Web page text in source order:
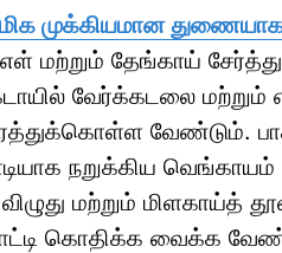
மிக முக்கியமான
மற்றும் தேங்காய்
வேர்க்கடலை
வேண்டும்.
நறுக்கிய
மற்றும் மிளகாய்த்
கொதிக்க வைக்க